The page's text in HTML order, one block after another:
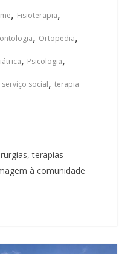
, Fisioterapia,
, Ortopedia,
, Psicologia,
serviço social,terapia
terapias
à comunidade